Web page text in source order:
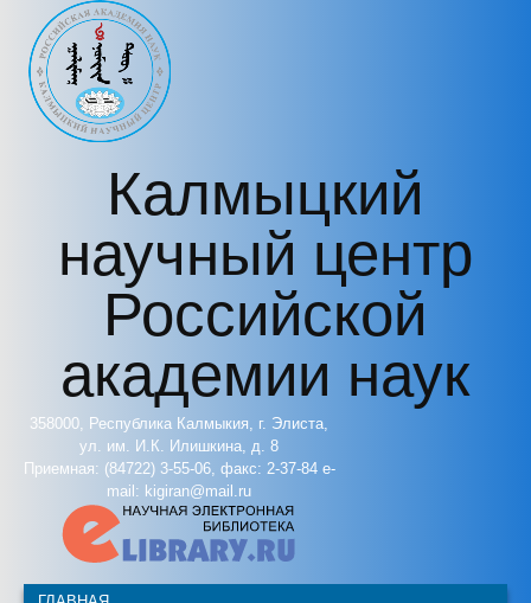
Перейти к основному содержанию
Калмыцкий
научный центр
Российской
академии наук
358000, Республика Калмыкия, г. Элиста,
ул. им. И.К. Илишкина, д. 8
Приемная: (84722) 3-55-06, факс: 2-37-84 e-
mail: kigiran@mail.ru